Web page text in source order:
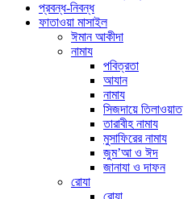
প্রবন্ধ-নিবন্ধ
ফাতাওয়া মাসাইল
ঈমান আকীদা
নামায
পবিত্রতা
আযান
নামায
সিজদায়ে তিলাওয়াত
তারাবীহ নামায
মুসাফিরের নামায
জুম’আ ও ঈদ
জানাযা ও দাফন
রোযা
রোযা